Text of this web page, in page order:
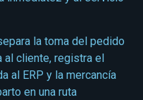
la toma del pedido
cliente, registra el
al ERP y la mercancía
en una ruta